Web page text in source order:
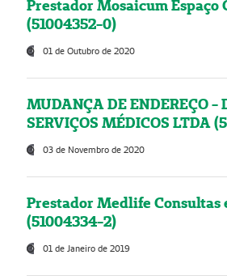
Prestador Mosaicum Espaço
(51004352-0)
01 de Outubro de 2020
MUDANÇA DE ENDEREÇO -
SERVIÇOS MÉDICOS LTDA
03 de Novembro de 2020
Prestador Medlife Consultas
(51004334-2)
01 de Janeiro de 2019